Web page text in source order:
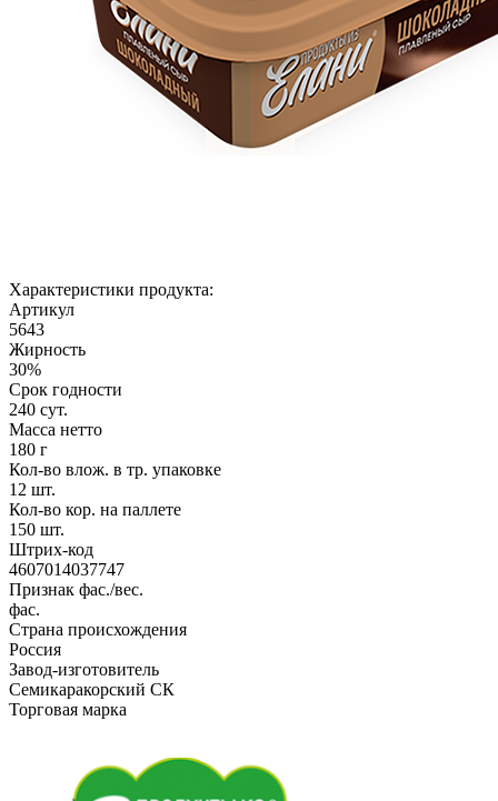
Характеристики продукта:
Артикул
5643
Жирность
30%
Срок годности
240 сут.
Масса нетто
180 г
Кол-во влож. в тр. упаковке
12 шт.
Кол-во кор. на паллете
150 шт.
Штрих-код
4607014037747
Признак фас./вес.
фас.
Страна происхождения
Россия
Завод-изготовитель
Семикаракорский СК
Торговая марка